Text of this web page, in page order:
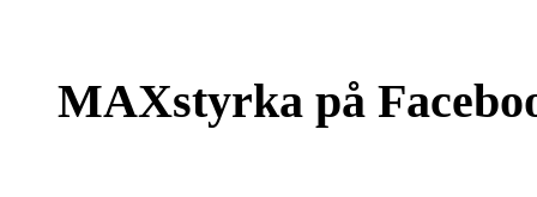
MAXstyrka på